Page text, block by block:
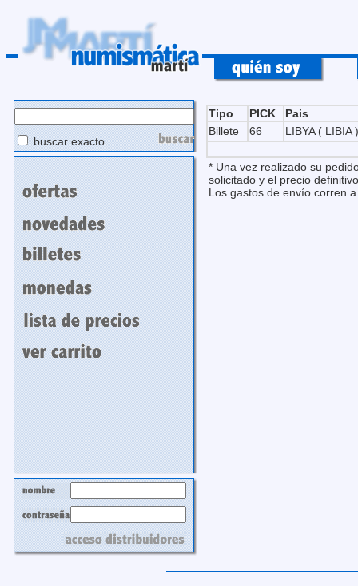
buscar exacto
Tipo PICK
Pais
Billete
66 LIBYA ( LIBIA )
* Una vez realizado su
solicitado y el precio
Los gastos de envío corren